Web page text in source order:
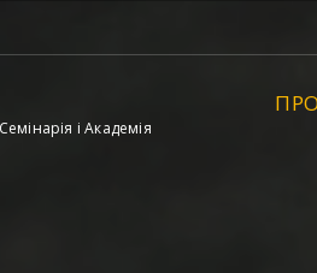
і Академія